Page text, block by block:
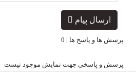
ارسال پیام
پرسش ها و پاسخ ها | 0
پرسش و پاسخی جهت نمایش موجود نیست